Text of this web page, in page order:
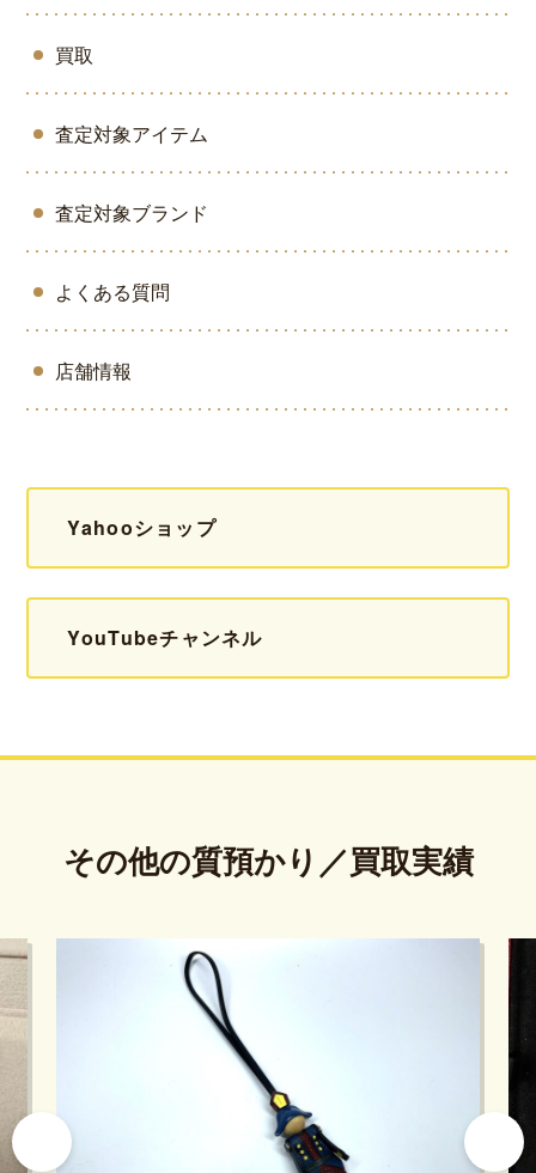
買取
査定対象アイテム
査定対象ブランド
よくある質問
店舗情報
Yahooショップ
YouTubeチャンネル
その他の質預かり／買取実績